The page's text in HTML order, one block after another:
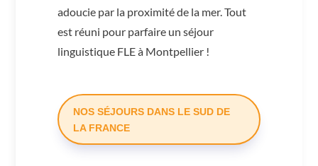
adoucie par la proximité de la mer. Tout
est réuni pour parfaire un séjour
linguistique FLE à Montpellier !
NOS SÉJOURS DANS LE SUD DE
LA FRANCE